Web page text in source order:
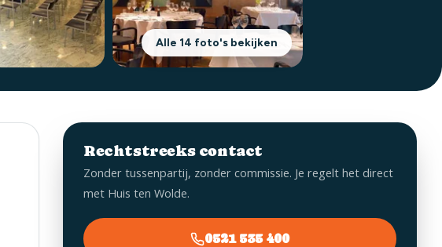
Alle 14 foto's bekijken
Rechtstreeks contact
Zonder tussenpartij, zonder commissie. Je regelt het direct
met Huis ten Wolde.
0521 535 400